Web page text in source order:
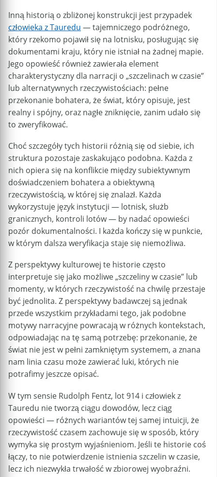
Inną historią o zbliżonej konstrukcji jest przypadek
człowieka z Tauredu — tajemniczego podróżnego,
który rzekomo pojawił się na lotnisku, posługując się
dokumentami kraju, który nie istniał na żadnej mapie.
Jego opowieść również zawierała element
charakterystyczny dla narracji o „szczelinach w czasie”
lub alternatywnych rzeczywistościach: pełne
przekonanie bohatera, że świat, który opisuje, jest
realny i spójny, oraz nagłe zniknięcie, zanim udało się
to zweryfikować.
Choć szczegóły tych historii różnią się od siebie, ich
struktura pozostaje zaskakująco podobna. Każda z
nich opiera się na konflikcie między subiektywnym
doświadczeniem bohatera a obiektywną
rzeczywistością, w której się znalazł. Każda
wykorzystuje język instytucji — lotnisk, służb
granicznych, kontroli lotów — by nadać opowieści
pozór dokumentalności. I każda kończy się w punkcie,
w którym dalsza weryfikacja staje się niemożliwa.
Z perspektywy kulturowej te historie często
interpretuje się jako możliwe „szczeliny w czasie” lub
momenty, w których rzeczywistość na chwilę przestaje
być jednolita. Z perspektywy badawczej są jednak
przede wszystkim przykładami tego, jak podobne
motywy narracyjne powracają w różnych kontekstach,
odpowiadając na tę samą potrzebę: przekonanie, że
świat nie jest w pełni zamkniętym systemem, a znana
nam linia czasu może zawierać luki, których nie
potrafimy jeszcze opisać.
W tym sensie Rudolph Fentz, lot 914 i człowiek z
Tauredu nie tworzą ciągu dowodów, lecz ciąg
opowieści — różnych wariantów tej samej intuicji, że
rzeczywistość czasem zachowuje się w sposób, który
wymyka się prostym wyjaśnieniom. Jeśli te historie coś
łączy, to nie potwierdzenie istnienia szczelin w czasie,
lecz ich niezwykła trwałość w zbiorowej wyobraźni.